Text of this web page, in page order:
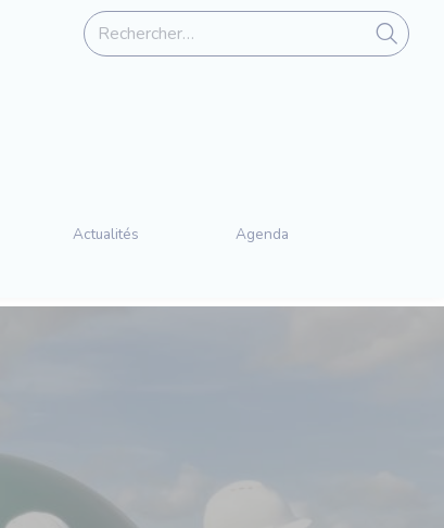
Actualités Agenda